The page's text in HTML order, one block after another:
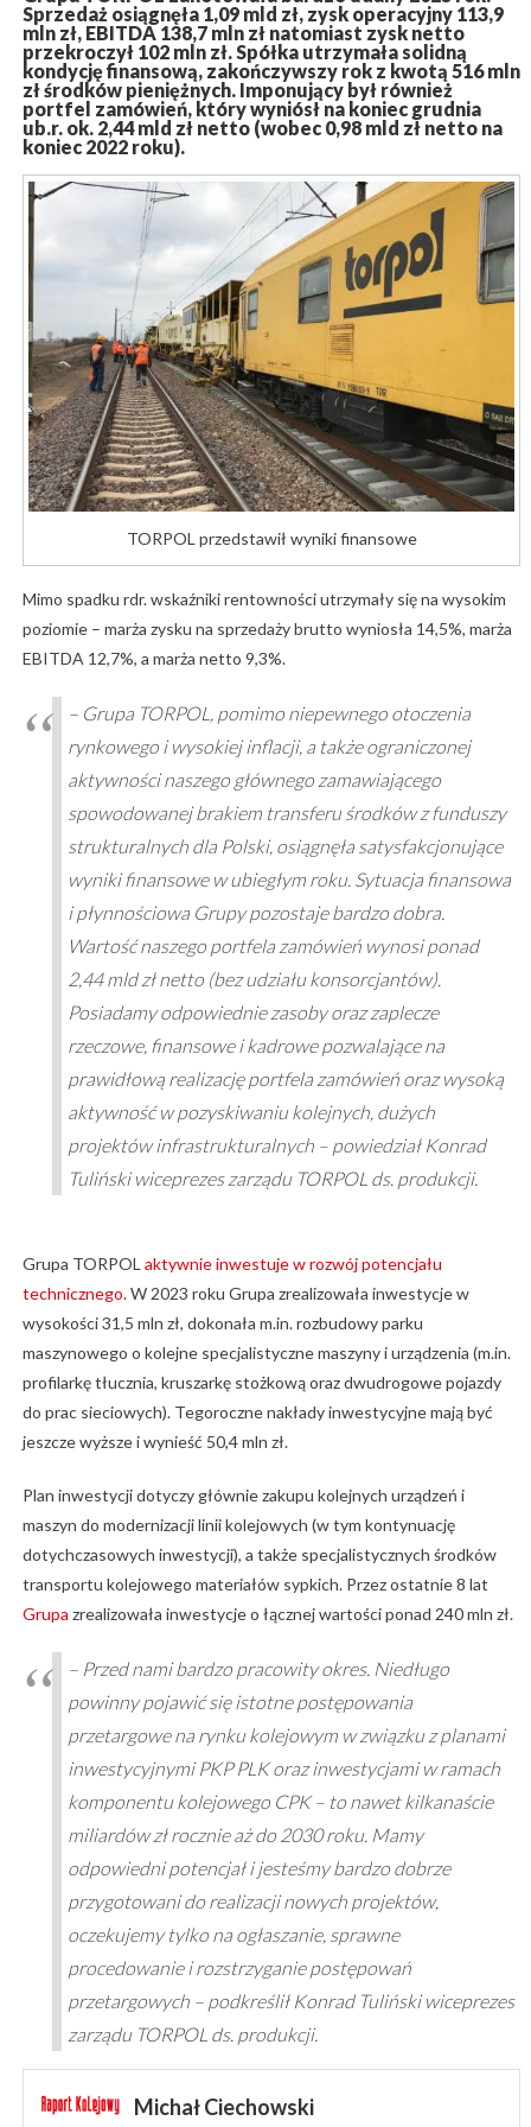
Sprzedaż osiągnęła 1,09 mld zł, zysk operacyjny 113,9
mln zł, EBITDA 138,7 mln zł natomiast zysk netto
przekroczył 102 mln zł. Spółka utrzymała solidną
kondycję finansową, zakończywszy rok z kwotą 516 mln
zł środków pieniężnych. Imponujący był również
portfel zamówień, który wyniósł na koniec grudnia
ub.r. ok. 2,44 mld zł netto (wobec 0,98 mld zł netto na
koniec 2022 roku).
TORPOL przedstawił wyniki finansowe
Mimo spadku rdr. wskaźniki rentowności utrzymały się na wysokim
poziomie – marża zysku na sprzedaży brutto wyniosła 14,5%, marża
EBITDA 12,7%, a marża netto 9,3%.
– Grupa TORPOL, pomimo niepewnego otoczenia
rynkowego i wysokiej inflacji, a także ograniczonej
aktywności naszego głównego zamawiającego
spowodowanej brakiem transferu środków z funduszy
strukturalnych dla Polski, osiągnęła satysfakcjonujące
wyniki finansowe w ubiegłym roku. Sytuacja finansowa
i płynnościowa Grupy pozostaje bardzo dobra.
Wartość naszego portfela zamówień wynosi ponad
2,44 mld zł netto (bez udziału konsorcjantów).
Posiadamy odpowiednie zasoby oraz zaplecze
rzeczowe, finansowe i kadrowe pozwalające na
prawidłową realizację portfela zamówień oraz wysoką
aktywność w pozyskiwaniu kolejnych, dużych
projektów infrastrukturalnych – powiedział Konrad
Tuliński wiceprezes zarządu TORPOL ds. produkcji.
Grupa TORPOL aktywnie inwestuje w rozwój potencjału
technicznego. W 2023 roku Grupa zrealizowała inwestycje w
wysokości 31,5 mln zł, dokonała m.in. rozbudowy parku
maszynowego o kolejne specjalistyczne maszyny i urządzenia (m.in.
profilarkę tłucznia, kruszarkę stożkową oraz dwudrogowe pojazdy
do prac sieciowych). Tegoroczne nakłady inwestycyjne mają być
jeszcze wyższe i wynieść 50,4 mln zł.
Plan inwestycji dotyczy głównie zakupu kolejnych urządzeń i
maszyn do modernizacji linii kolejowych (w tym kontynuację
dotychczasowych inwestycji), a także specjalistycznych środków
transportu kolejowego materiałów sypkich. Przez ostatnie 8 lat
Grupa zrealizowała inwestycje o łącznej wartości ponad 240 mln zł.
– Przed nami bardzo pracowity okres. Niedługo
powinny pojawić się istotne postępowania
przetargowe na rynku kolejowym w związku z planami
inwestycyjnymi PKP PLK oraz inwestycjami w ramach
komponentu kolejowego CPK – to nawet kilkanaście
miliardów zł rocznie aż do 2030 roku. Mamy
odpowiedni potencjał i jesteśmy bardzo dobrze
przygotowani do realizacji nowych projektów,
oczekujemy tylko na ogłaszanie, sprawne
procedowanie i rozstrzyganie postępowań
przetargowych – podkreślił Konrad Tuliński wiceprezes
zarządu TORPOL ds. produkcji.
Michał Ciechowski